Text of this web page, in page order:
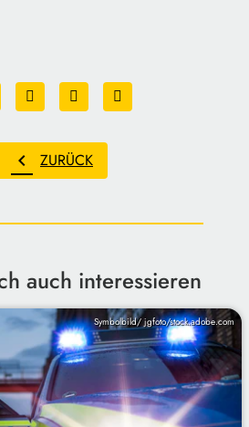
chevron_left ZURÜCK
auch interessieren
Symbolbild/ jgfoto/stock.adobe.com